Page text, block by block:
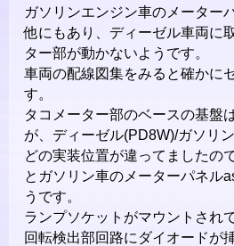
ガソリンエンジン車のメーター
他にもあり、ディーゼル車両に
ター部が動かないようです。
車両の配線図集をみると確かに
す。
タコメーター部のベースの基盤
が、ディーゼル(PD8W)/ガソリ
どの実装位置が違ってましたの
とガソリン車のメーターパネル
うです。
ランプソケットがマウントされ
回転検出部回路にダイオードが